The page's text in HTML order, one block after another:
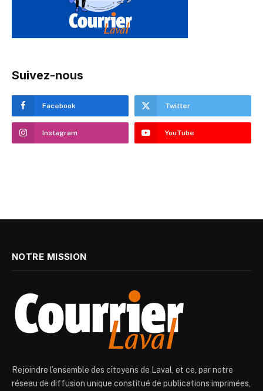
Suivez-nous
Facebook Twitter
Instagram YouTube
NOTRE MISSION
Rejoindre l’ensemble des citoyens de Laval, et ce, par notre
réseau de diffusion unique constitué de publications imprimées,